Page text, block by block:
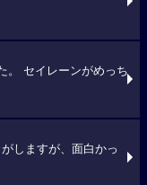
。 セイレーンがめっち
しますが、面白かっ